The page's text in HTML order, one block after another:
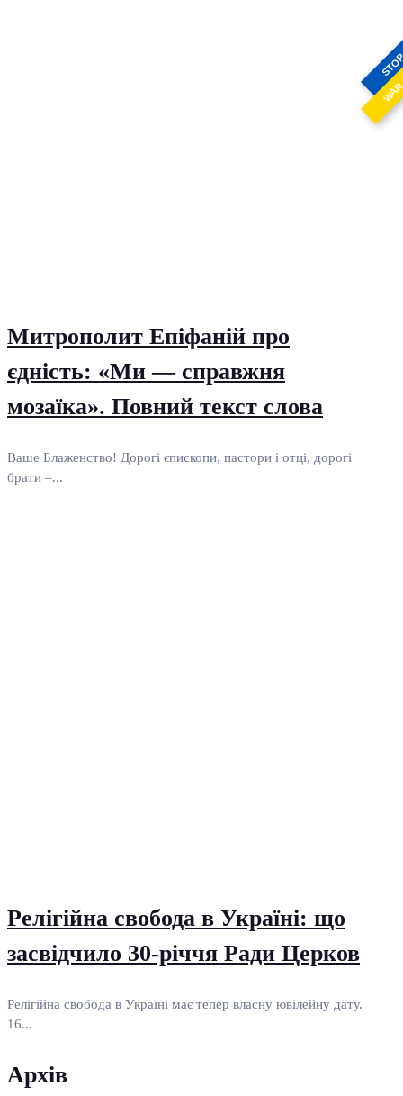
Митрополит Епіфаній про
єдність: «Ми — справжня
мозаїка». Повний текст слова
Ваше Блаженство! Дорогі єпископи, пастори і отці, дорогі
брати –...
Релігійна свобода в Україні: що
засвідчило 30-річчя Ради Церков
Релігійна свобода в Україні має тепер власну ювілейну дату.
16...
Архів